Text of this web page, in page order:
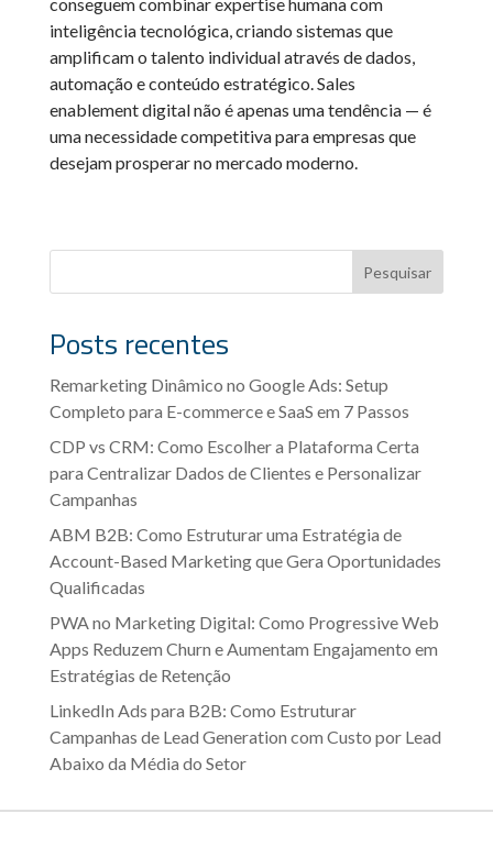
conseguem combinar expertise humana com
inteligência tecnológica, criando sistemas que
amplificam o talento individual através de dados,
automação e conteúdo estratégico. Sales
enablement digital não é apenas uma tendência — é
uma necessidade competitiva para empresas que
desejam prosperar no mercado moderno.
Pesquisar
Posts recentes
Remarketing Dinâmico no Google Ads: Setup
Completo para E-commerce e SaaS em 7 Passos
CDP vs CRM: Como Escolher a Plataforma Certa
para Centralizar Dados de Clientes e Personalizar
Campanhas
ABM B2B: Como Estruturar uma Estratégia de
Account-Based Marketing que Gera Oportunidades
Qualificadas
PWA no Marketing Digital: Como Progressive Web
Apps Reduzem Churn e Aumentam Engajamento em
Estratégias de Retenção
LinkedIn Ads para B2B: Como Estruturar
Campanhas de Lead Generation com Custo por Lead
Abaixo da Média do Setor